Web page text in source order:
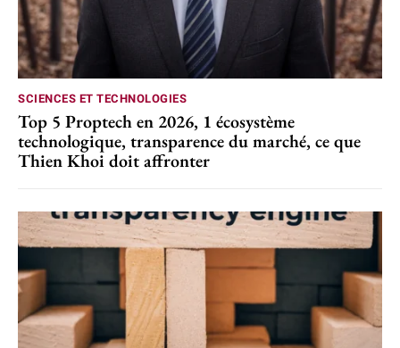
SCIENCES ET TECHNOLOGIES
Top 5 Proptech en 2026, 1 écosystème
technologique, transparence du marché, ce que
Thien Khoi doit affronter